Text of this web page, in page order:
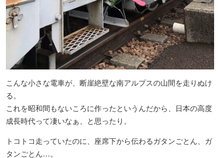
こんな小さな電車が、断崖絶壁な南アルプスの山間を走りぬけ
る。
これを昭和間もないころに作ったというんだから、日本の高度
成長時代って凄いなぁ、と思ったり。
トコトコ走っていたのに、座席下から伝わるガタンごとん、ガ
タンごとん…。